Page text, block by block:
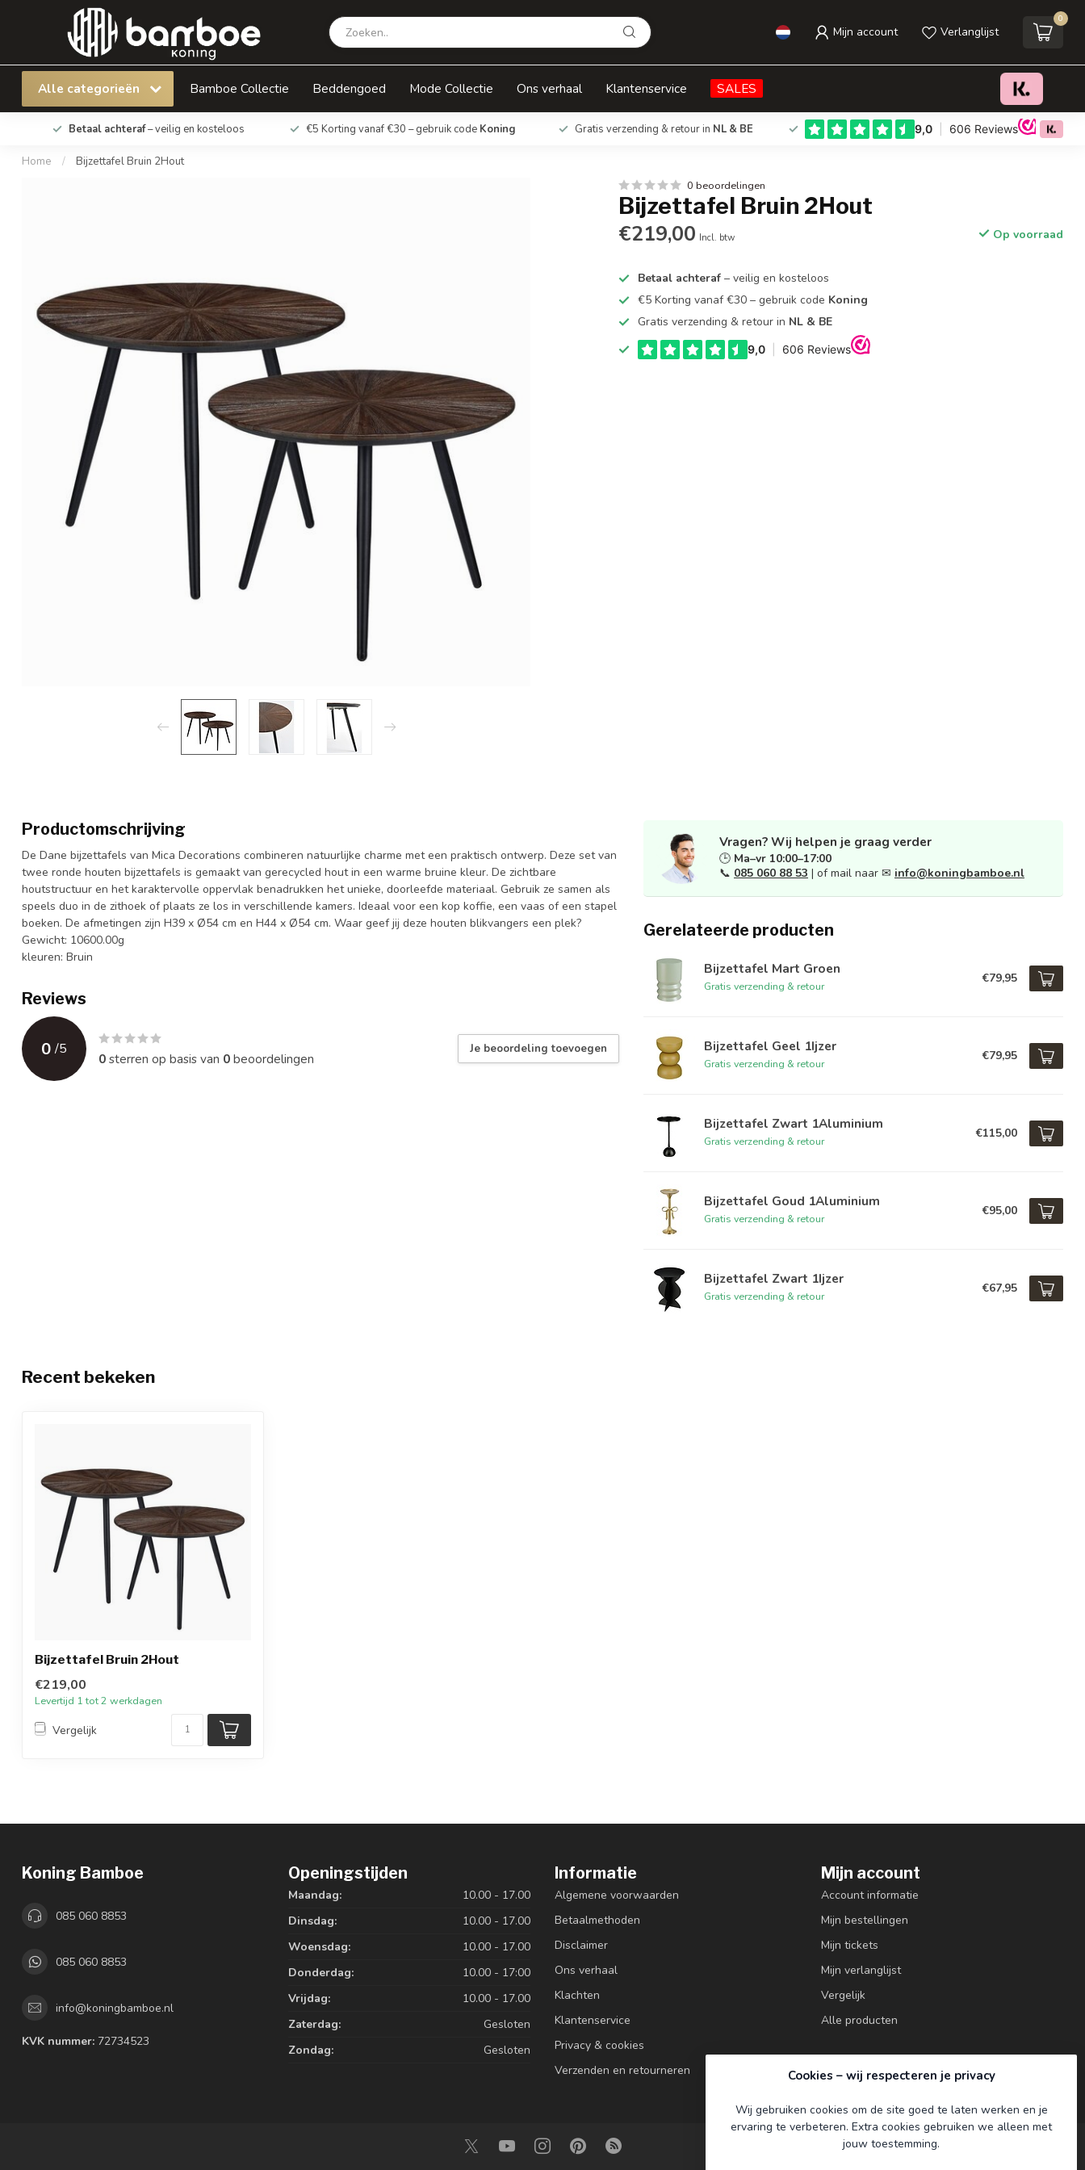
Mijn account Verlanglijst
0
Alle categorieën Bamboe Collectie Beddengoed Mode Collectie Ons verhaal Klantenservice SALES
Betaal achteraf– veilig en kosteloos €5 Korting vanaf €30 – gebruik code Koning Gratis verzending & retour in NL & BE
Home / Bijzettafel Bruin 2Hout
Bijzettafel Bruin 2Hout Toevoegen aan winkelwagen
0 beoordelingen
Bijzettafel Bruin 2Hout
€219,00 Incl. btw Op voorraad
Betaal achteraf – veilig en kosteloos
€5 Korting vanaf €30 – gebruik code Koning
Gratis verzending & retour in NL & BE
Productomschrijving
De Dane bijzettafels van Mica Decorations combineren natuurlijke charme met een praktisch ontwerp. Deze set van
twee ronde houten bijzettafels is gemaakt van gerecycled hout in een warme bruine kleur. De zichtbare
houtstructuur en het karaktervolle oppervlak benadrukken het unieke, doorleefde materiaal. Gebruik ze samen als
speels duo in de zithoek of plaats ze los in verschillende kamers. Ideaal voor een kop koffie, een vaas of een stapel
boeken. De afmetingen zijn H39 x Ø54 cm en H44 x Ø54 cm. Waar geef jij deze houten blikvangers een plek?
Gewicht: 10600.00g
kleuren: Bruin
Reviews
0 /5
0sterren op basis van 0beoordelingen
Je beoordeling toevoegen
Vragen? Wij helpen je graag verder
🕒 Ma–vr 10:00–17:00
📞 085 060 88 53 | of mail naar ✉ info@koningbamboe.nl
Gerelateerde producten
Bijzettafel Mart Groen
Gratis verzending & retour
€79,95
Bijzettafel Geel 1Ijzer
Gratis verzending & retour
€79,95
Bijzettafel Zwart 1Aluminium
Gratis verzending & retour
€115,00
Bijzettafel Goud 1Aluminium
Gratis verzending & retour
€95,00
Bijzettafel Zwart 1Ijzer
Gratis verzending & retour
€67,95
Recent bekeken
Bijzettafel Bruin 2Hout
€219,00
Levertijd 1 tot 2 werkdagen
Vergelijk
Koning Bamboe
085 060 8853
085 060 8853
info@koningbamboe.nl
KVK nummer: 72734523
Openingstijden
Maandag:
10.00 - 17.00
Dinsdag:
10.00 - 17.00
Woensdag:
10.00 - 17.00
Donderdag:
10.00 - 17:00
Vrijdag:
10.00 - 17.00
Zaterdag:
Gesloten
Zondag:
Gesloten
Informatie
Algemene voorwaarden
Betaalmethoden
Disclaimer
Ons verhaal
Klachten
Klantenservice
Privacy & cookies
Verzenden en retourneren
Mijn account
Account informatie
Mijn bestellingen
Mijn tickets
Mijn verlanglijst
Vergelijk
Alle producten
Cookies – wij respecteren je privacy
Wij gebruiken cookies om de site goed te laten werken en je
ervaring te verbeteren. Extra cookies gebruiken we alleen met
jouw toestemming.